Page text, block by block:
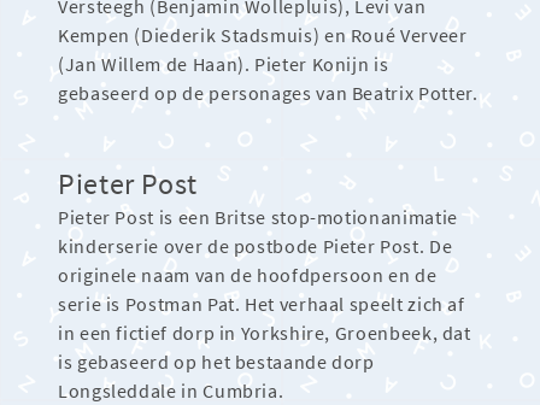
Versteegh (Benjamin Wollepluis), Levi van
Kempen (Diederik Stadsmuis) en Roué Verveer
(Jan Willem de Haan). Pieter Konijn is
gebaseerd op de personages van Beatrix Potter.
Pieter Post
Pieter Post is een Britse stop-motionanimatie
kinderserie over de postbode Pieter Post. De
originele naam van de hoofdpersoon en de
serie is Postman Pat. Het verhaal speelt zich af
in een fictief dorp in Yorkshire, Groenbeek, dat
is gebaseerd op het bestaande dorp
Longsleddale in Cumbria.